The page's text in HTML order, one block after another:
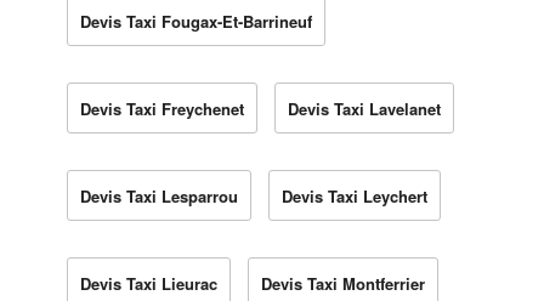
Devis Taxi Fougax-Et-Barrineuf
Devis Taxi Freychenet Devis Taxi Lavelanet
Devis Taxi Lesparrou Devis Taxi Leychert
Devis Taxi Lieurac Devis Taxi Montferrier